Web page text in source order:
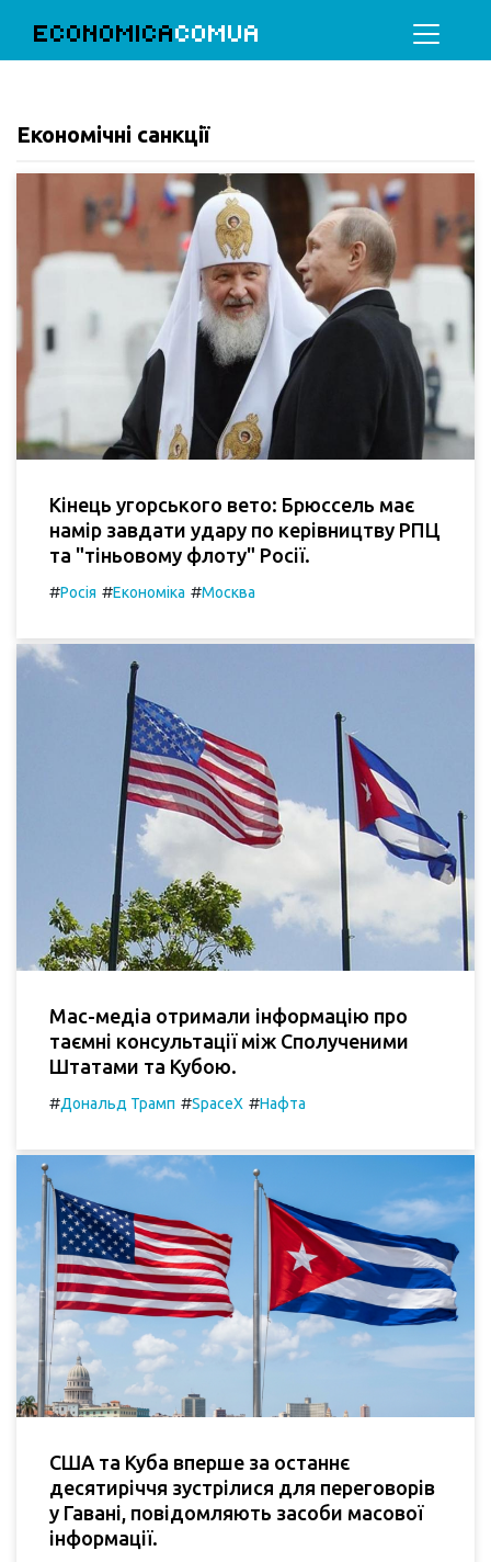
ECONOMICACOMUA
Економічні санкції
Кінець угорського вето: Брюссель має
намір завдати удару по керівництву РПЦ
та "тіньовому флоту" Росії.
#Росія #Економіка #Москва
Мас-медіа отримали інформацію про
таємні консультації між Сполученими
Штатами та Кубою.
#Дональд Трамп #SpaceX #Нафта
США та Куба вперше за останнє
десятиріччя зустрілися для переговорів
у Гавані, повідомляють засоби масової
інформації.